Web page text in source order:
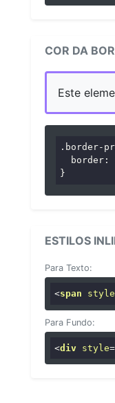
COR DA
Este
.border-
border :
}
ESTILOS
Para Texto:
<span style
Para Fundo:
<div style=